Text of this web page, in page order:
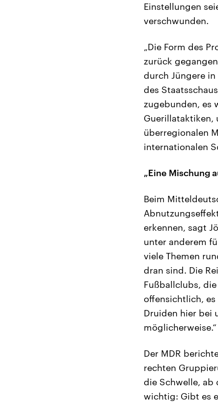
Einstellungen
verschwunden.
„Die Form des
zurück
durch Jüngere
des
zugebunden, es
Guerillataktiken,
überregionalen
internationalen
„Eine Mischung
Beim
erkennen, sagt
unter anderem
viele Themen
dran sind. Die
Fußballclubs,
offensichtlich,
Druiden hier bei
möglicherweise.“
Der MDR
rechten
die Schwelle, ab
wichtig: Gibt es